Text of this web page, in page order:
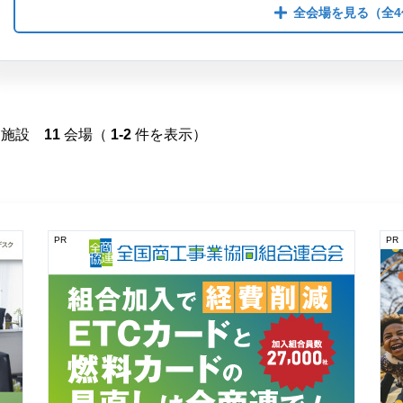
全会場を見る （全
設 11 会場（ 1-2 件を表示）
PR PR